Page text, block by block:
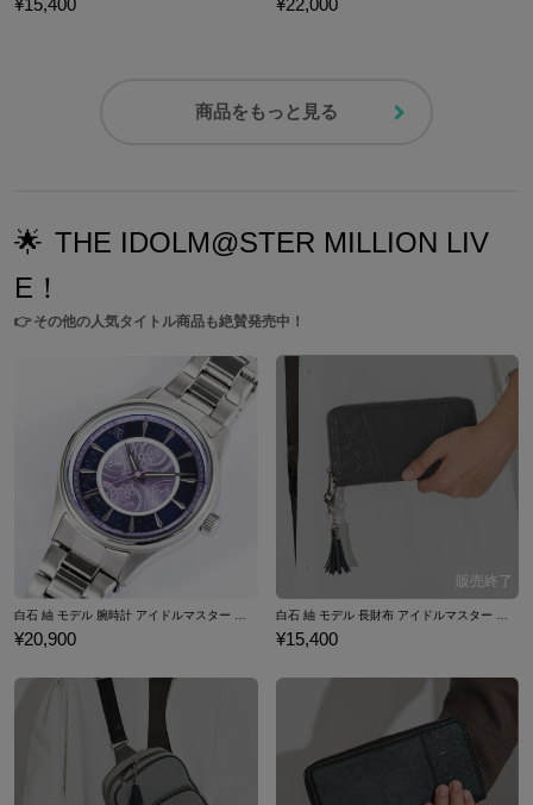
¥15,400 ¥22,000
商品をもっと見る
🌟 THE IDOLM@STER MILLION LIV
E！
👉その他の人気タイトル商品も絶賛発売中！
¥20,900 ¥15,400